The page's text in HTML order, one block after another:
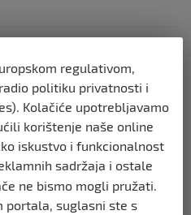
Porodice sa troje i
bi plaćati 50% manju
kompaniju iz Bihaća
službene web stranice
regulativom,
politiku privatnosti i
Kolačiće upotrebljavamo
korištenje naše online
iskustvo i funkcionalnost
sadržaja i ostale
ne bismo mogli pružati.
portala, suglasni ste s